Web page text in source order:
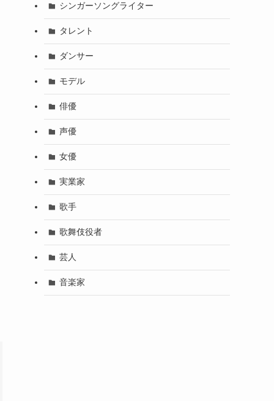
シンガーソングライター
タレント
ダンサー
モデル
俳優
声優
女優
実業家
歌手
歌舞伎役者
芸人
音楽家